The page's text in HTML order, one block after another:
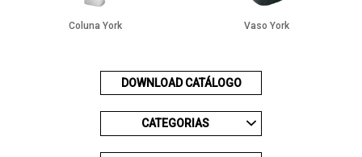
Coluna York Vaso York
DOWNLOAD CATÁLOGO
CATEGORIAS